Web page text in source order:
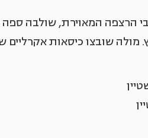
הרצפה המאוירת, שולבה ספה
מולה שובצו כיסאות אקרליים